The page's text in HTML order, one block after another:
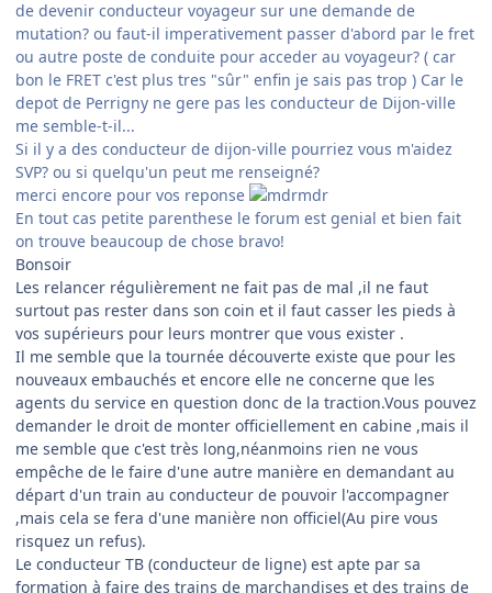
de devenir conducteur voyageur sur une demande de
mutation? ou faut-il imperativement passer d'abord par le fret
ou autre poste de conduite pour acceder au voyageur? ( car
bon le FRET c'est plus tres "sûr" enfin je sais pas trop ) Car le
depot de Perrigny ne gere pas les conducteur de Dijon-ville
me semble-t-il...
Si il y a des conducteur de dijon-ville pourriez vous m'aidez
SVP? ou si quelqu'un peut me renseigné?
merci encore pour vos reponse
En tout cas petite parenthese le forum est genial et bien fait
on trouve beaucoup de chose bravo!
Bonsoir
Les relancer régulièrement ne fait pas de mal ,il ne faut
surtout pas rester dans son coin et il faut casser les pieds à
vos supérieurs pour leurs montrer que vous exister .
Il me semble que la tournée découverte existe que pour les
nouveaux embauchés et encore elle ne concerne que les
agents du service en question donc de la traction.Vous pouvez
demander le droit de monter officiellement en cabine ,mais il
me semble que c'est très long,néanmoins rien ne vous
empêche de le faire d'une autre manière en demandant au
départ d'un train au conducteur de pouvoir l'accompagner
,mais cela se fera d'une manière non officiel(Au pire vous
risquez un refus).
Le conducteur TB (conducteur de ligne) est apte par sa
formation à faire des trains de marchandises et des trains de